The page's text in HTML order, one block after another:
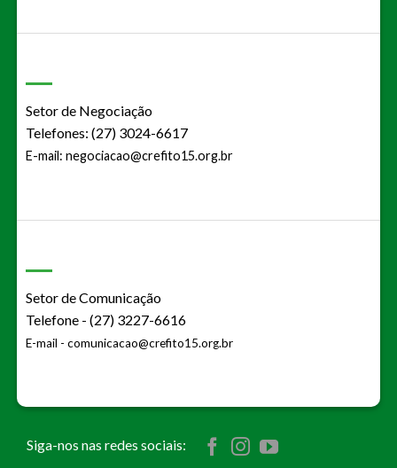
Setor de Negociação
Telefones: (27) 3024-6617
E-mail: negociacao@crefito15.org.br
Setor de Comunicação
Telefone - (27) 3227-6616
E-mail - comunicacao@crefito15.org.br
Siga-nos nas redes sociais: